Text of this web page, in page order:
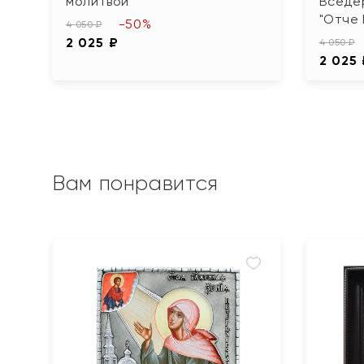
4 050 ₽
2 025 ₽
-50%
"Отче
4 050 ₽
2 025
Вам понравится